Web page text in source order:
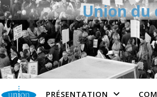
Union du
PRÉSENTATION